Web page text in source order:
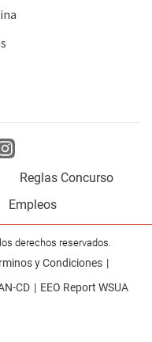
Reglas Concurso
Empleos
derechos reservados.
y Condiciones
CD EEO Report WSUA